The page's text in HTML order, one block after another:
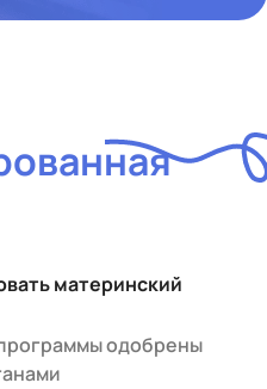
материнский
одобрены